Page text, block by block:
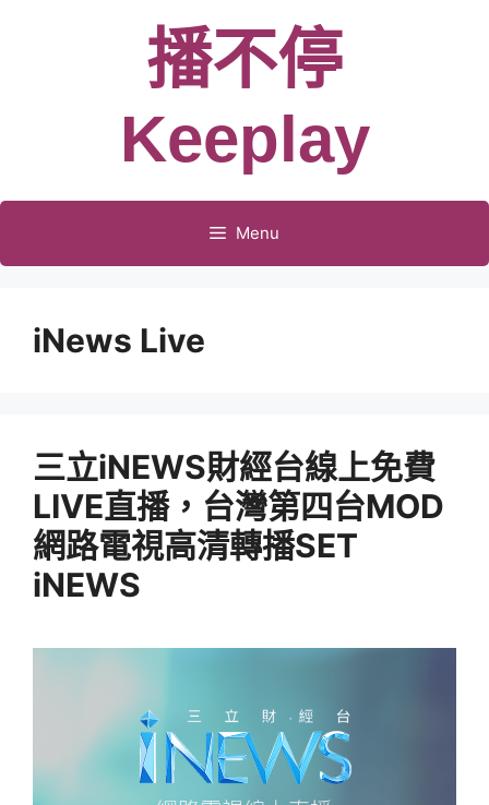
播不停
Keeplay
Menu
iNews Live
三立iNEWS財經台線上免費
LIVE直播，台灣第四台MOD
網路電視高清轉播SET
iNEWS